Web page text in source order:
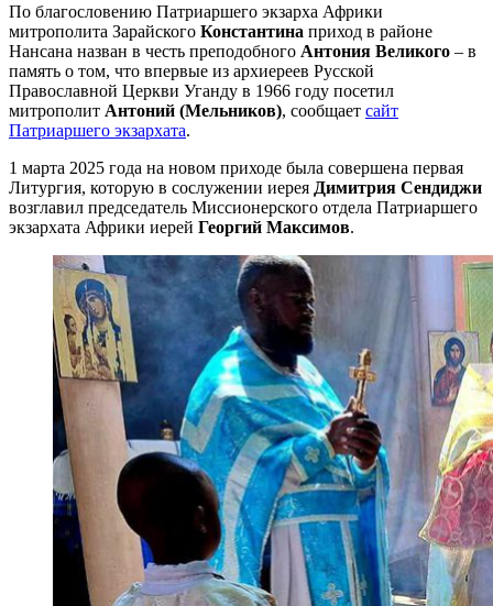
По благословению Патриаршего экзарха Африки
митрополита Зарайского Константина приход в районе
Нансана назван в честь преподобного Антония Великого – в
память о том, что впервые из архиереев Русской
Православной Церкви Уганду в 1966 году посетил
митрополит Антоний (Мельников), сообщает сайт
Патриаршего экзархата.
1 марта 2025 года на новом приходе была совершена первая
Литургия, которую в сослужении иерея Димитрия Сендиджи
возглавил председатель Миссионерского отдела Патриаршего
экзархата Африки иерей Георгий Максимов.